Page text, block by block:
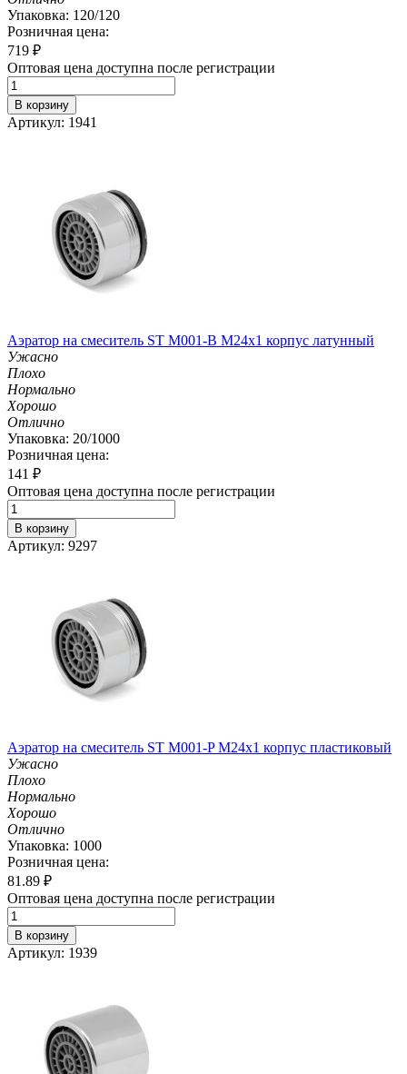
Упаковка: 120/120
Розничная цена:
719 ₽
Оптовая цена доступна после регистрации
В корзину
Артикул: 1941
Аэратор на смеситель ST М001-B М24х1 корпус латунный
Ужасно
Плохо
Нормально
Хорошо
Отлично
Упаковка: 20/1000
Розничная цена:
141 ₽
Оптовая цена доступна после регистрации
В корзину
Артикул: 9297
Аэратор на смеситель ST М001-P М24х1 корпус пластиковый
Ужасно
Плохо
Нормально
Хорошо
Отлично
Упаковка: 1000
Розничная цена:
81.89 ₽
Оптовая цена доступна после регистрации
В корзину
Артикул: 1939